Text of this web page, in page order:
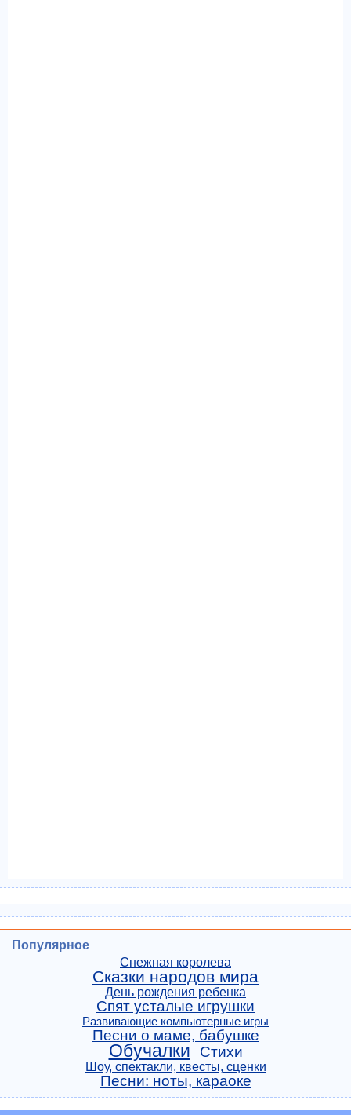
Популярное
Снежная королева
Сказки народов мира
День рождения ребенка
Спят усталые игрушки
Развивающие компьютерные игры
Песни о маме, бабушке
Обучалки Стихи
Шоу, спектакли, квесты, сценки
Песни: ноты, караоке